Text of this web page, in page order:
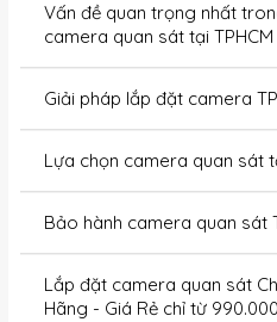
Vấn đề quan trọng nhất
camera quan sát tại TPHCM
Giải pháp lắp đặt camera
Lựa chọn camera quan sát
Bảo hành camera quan sát
Lắp đặt camera quan sát
Hãng - Giá Rẻ chỉ từ